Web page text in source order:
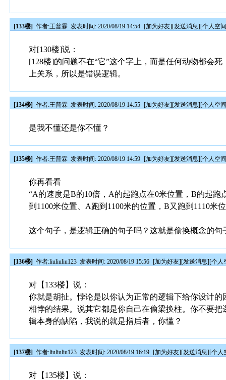
[133楼] 作者:王普霖 发表时间: 2020/08/19 14:54 [加为好友][发送消息][个人空
对[130楼]说：
[128楼]的问题不在“它”这个字上，而是任何动物都会
上关系，所以是错误逻辑。
[134楼] 作者:王普霖 发表时间: 2020/08/19 14:55 [加为好友][发送消息][个人空
是我不懂还是你不懂？
[135楼] 作者:王普霖 发表时间: 2020/08/19 14:59 [加为好友][发送消息][个人空
你再看看
“A的速度是B的10倍，A的起跑点在0米位置，B的起
到1100米位置、A跑到1100米的位置，B又跑到1110米
这个句子，是逻辑正确的句子吗？这就是偷换概念的句
[136楼] 作者:liuliuliu123 发表时间: 2020/08/19 15:56 [加为好友][发送消息][个人
对【133楼】说：
你就是胡扯。悖论是以你认为正常的逻辑下给你设计
相悖的结果。说其它都是你自己在偷梁换柱。你不要
辑本身的缺陷，我说的就是指后者，你懂？
[137楼] 作者:liuliuliu123 发表时间: 2020/08/19 16:19 [加为好友][发送消息][个人
对【135楼】说：